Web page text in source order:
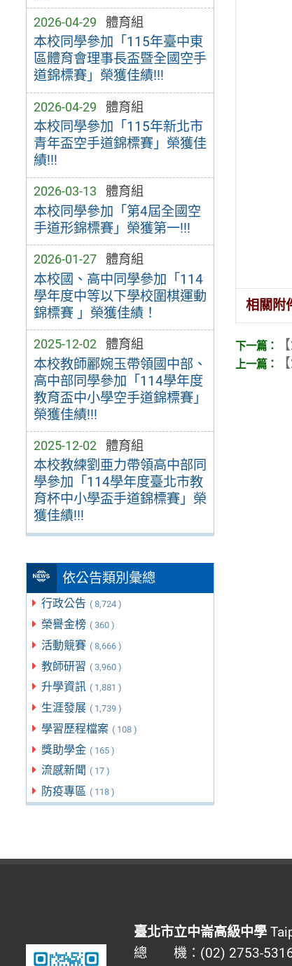
2026-04-29 體育組
本校同學參加「115年臺中東
區體育會理事⾧盃暨全國空⼿
道錦標賽」榮獲佳績!!!
2026-04-29 體育組
本校同學參加「115年新北市
青年盃空⼿道錦標賽」榮獲佳
績!!!
2026-03-13 體育組
本校同學參加「第4屆全國空
手道形錦標賽」榮獲第一!!!
2026-01-27 體育組
本校國、高中同學參加「114
學年度中等以下學校圍棋運動
錦標賽 」榮獲佳績！
2025-12-02 體育組
本校教師酈婉玉帶領國中部、
高中部同學參加「114學年度
教育盃中小學空手道錦標賽」
榮獲佳績!!!
2025-12-02 體育組
本校教練劉亜力帶領高中部同
學參加「114學年度臺北市教
育杯中⼩學盃⼿道錦標賽」榮
獲佳績!!!
依公告類別彙總
行政公告 ( 8,724 )
榮譽金榜 ( 360 )
活動競賽 ( 8,666 )
教師研習 ( 3,960 )
升學資訊 ( 1,881 )
生涯發展 ( 1,739 )
學習歷程檔案 ( 108 )
獎助學金 ( 165 )
流感新聞 ( 17 )
防疫專區 ( 118 )
相關附
臺北市立中崙高級中學
總 機：(02) 2753-